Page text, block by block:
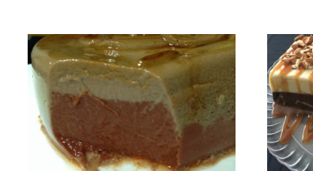
BANANA
E
CARAMELO